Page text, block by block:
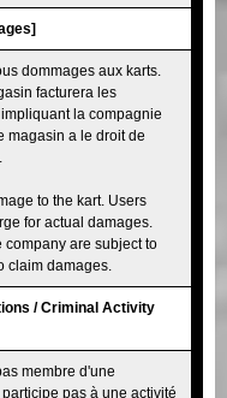
dommages aux karts.
facturera les
la compagnie
magasin a le droit de
to the kart. Users
for actual damages.
are subject to
claim damages.
/ Criminal Activity
membre d'une
pas à une activité